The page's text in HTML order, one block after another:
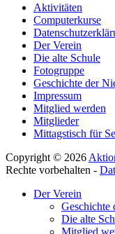
Aktivitäten
Computerkurse
Der Verein
Die alte Schule
Fotogruppe
Geschichte der
Impressum
Mitglied werden
Mitglieder
Mittagstisch für
Copyright © 2026
Rechte vorbehalten -
scrollenDer Verein
Geschichte
Die alte
Mitglied